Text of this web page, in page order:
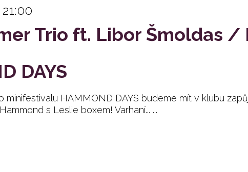
Trio ft. Libor Šmoldas /
DAYS
minifestivalu HAMMOND DAYS budeme mít v klubu
s Leslie boxem! Varhaní... ...